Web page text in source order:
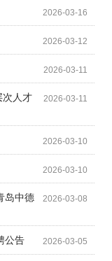
2026-03-16
2026-03-12
2026-03-11
2026-03-11
次人才
2026-03-10
2026-03-10
2026-03-08
岛中德
2026-03-05
公告